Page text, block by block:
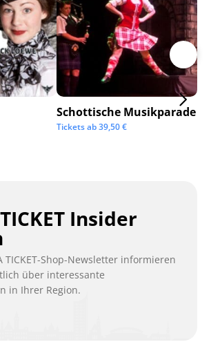
Schottische Musikparade
Tickets ab39,50€
Insider
TICKET-Shop-Newsletter informieren
über interessante
in Ihrer Region.